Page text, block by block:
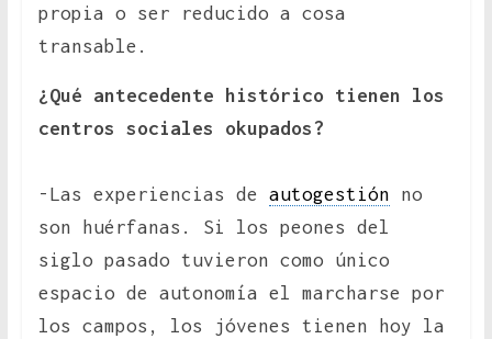
propia o ser reducido a cosa
transable.
¿Qué antecedente histórico tienen los
centros sociales okupados?
-Las experiencias de autogestión no
son huérfanas. Si los peones del
siglo pasado tuvieron como único
espacio de autonomía el marcharse por
los campos, los jóvenes tienen hoy la